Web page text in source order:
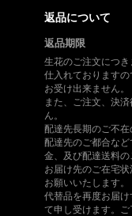
返品について
返品期限
生花のご注文につ
仕入れております
お受け出来ません。
また、ご注文、決
ん。
配達先長期のご不
配達先のご都合な
金、及び配達送料の
お届け先のご在宅
お願いいたします。
代替品を再度お届
て申し受けます。ご